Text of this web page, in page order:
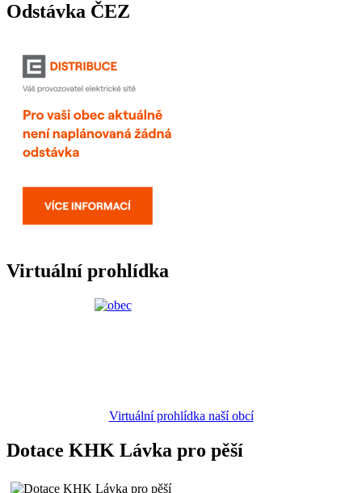
Odstávka ČEZ
Virtuální prohlídka
Virtuální prohlídka naší obcí
Dotace KHK Lávka pro pěší